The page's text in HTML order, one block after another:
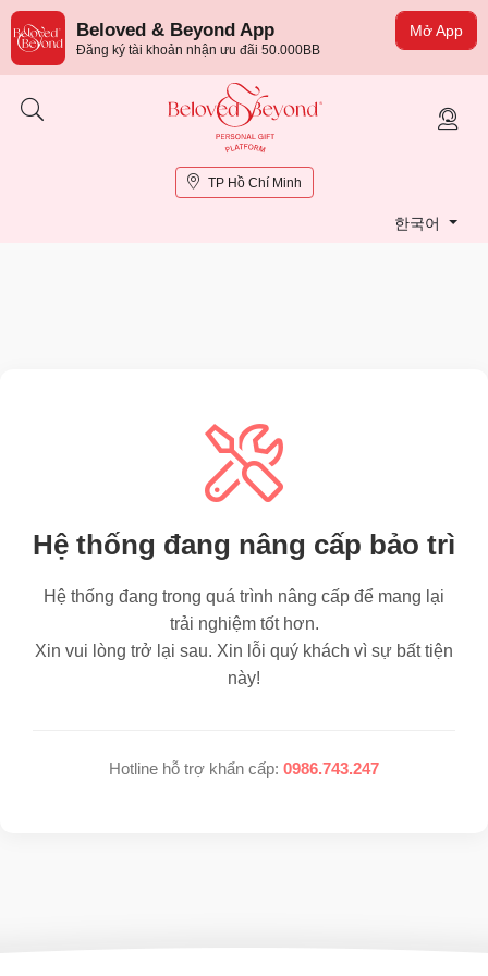
Mở App
Beloved & Beyond App
Đăng ký tài khoản nhận ưu đãi 50.000BB
TP Hồ Chí Minh
한국어
Hệ thống đang nâng cấp bảo trì
Hệ thống đang trong quá trình nâng cấp để mang lại
trải nghiệm tốt hơn.
Xin vui lòng trở lại sau. Xin lỗi quý khách vì sự bất tiện
này!
Hotline hỗ trợ khẩn cấp: 0986.743.247